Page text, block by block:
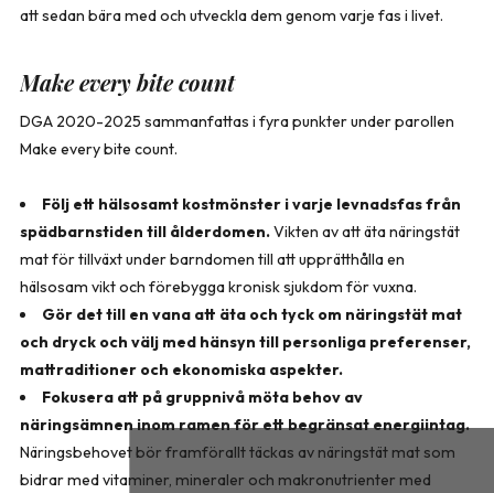
att sedan bära med och utveckla dem genom varje fas i livet.
Make every bite count
DGA 2020-2025 sammanfattas i fyra punkter under parollen
Make every bite count.
Följ ett hälsosamt kostmönster i varje levnadsfas från
spädbarnstiden till ålderdomen.Vikten av att äta näringstät
mat för tillväxt under barndomen till att upprätthålla en
hälsosam vikt och förebygga kronisk sjukdom för vuxna.
Gör det till en vana att äta och tyck om näringstät mat
och dryck och välj med hänsyn till personliga preferenser,
mattraditioner och ekonomiska aspekter.
Fokusera att på gruppnivå möta behov av
näringsämnen inom ramen för ett begränsat energiintag.
Näringsbehovet bör framförallt täckas av näringstät mat som
bidrar med vitaminer, mineraler och makronutrienter med